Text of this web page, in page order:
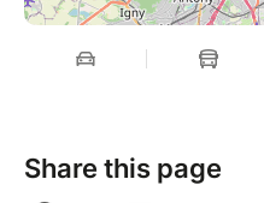
Share this page